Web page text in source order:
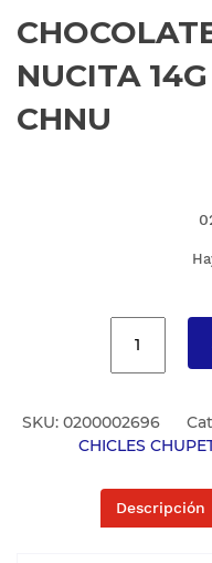
NUCITA
CHNU
SKU: 0200002696
CHICLES
Descripción